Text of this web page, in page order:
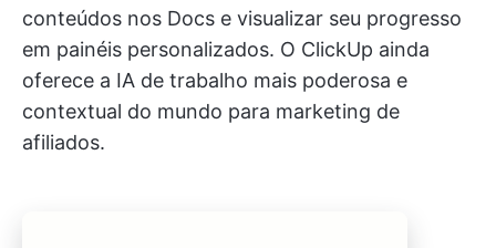
conteúdos nos Docs e visualizar seu progresso
em painéis personalizados. O ClickUp ainda
oferece a IA de trabalho mais poderosa e
contextual do mundo para marketing de
afiliados.